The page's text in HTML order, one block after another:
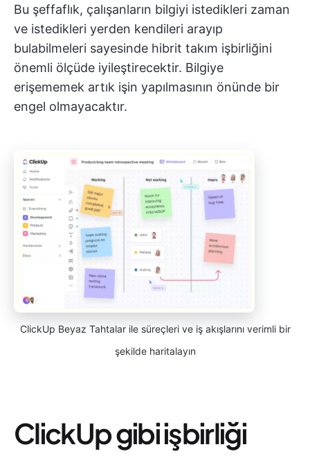
Bu şeffaflık, çalışanların bilgiyi istedikleri zaman
ve istedikleri yerden kendileri arayıp
bulabilmeleri sayesinde hibrit takım işbirliğini
önemli ölçüde iyileştirecektir. Bilgiye
erişememek artık işin yapılmasının önünde bir
engel olmayacaktır.
ClickUp Beyaz Tahtalar ile süreçleri ve iş akışlarını verimli bir
şekilde haritalayın
ClickUp gibi işbirliği